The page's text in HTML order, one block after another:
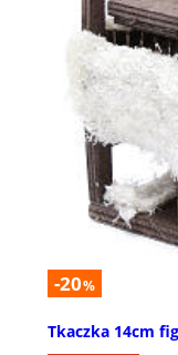
-20%
Tkaczka 14cm